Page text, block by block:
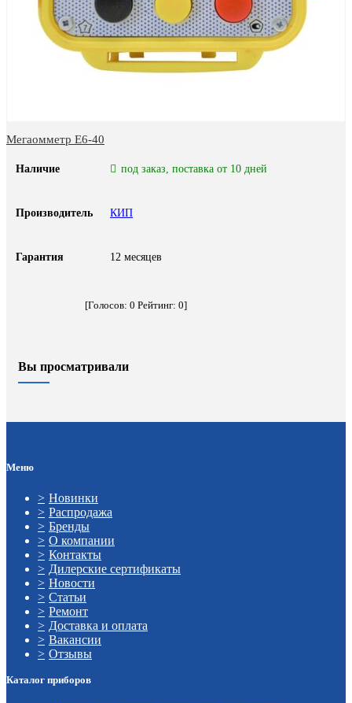
Мегаомметр Е6-40
Наличие под заказ, поставка от 10 дней
Производитель КИП
Гарантия 12 месяцев
[Голосов: 0 Рейтинг: 0]
Вы просматривали
Меню
Новинки
Распродажа
Бренды
О компании
Контакты
Дилерские сертификаты
Новости
Статьи
Ремонт
Доставка и оплата
Вакансии
Отзывы
Каталог приборов